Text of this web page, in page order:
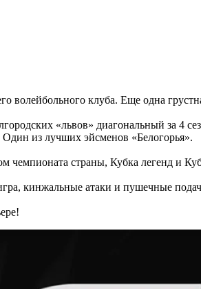
клуба. Еще одна
«львов» диагональный за 4
из лучших эйсменов «Белогорья».
чемпионата страны, Кубка легенд и
кинжальные атаки и пушечные